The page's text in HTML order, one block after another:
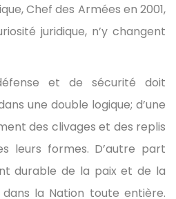
Chef des Armées en 2001,
juridique, n’y changent
et de sécurité doit
une double logique; d’une
des clivages et des replis
leurs formes. D’autre part
durable de la paix et de la
la Nation toute entière.